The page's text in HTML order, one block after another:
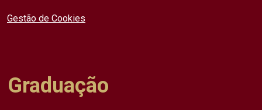
Gestão de Cookies
Graduação